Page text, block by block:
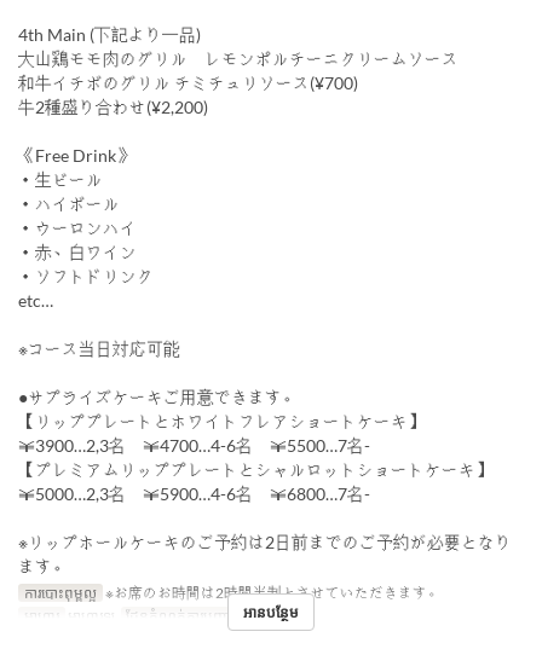
4th Main (下記より一品)
大山鶏モモ肉のグリル レモンポルチーニクリームソース
和牛イチボのグリル チミチュリソース(¥700)
牛2種盛り合わせ(¥2,200)
《Free Drink》
・生ビール
・ハイボール
・ウーロンハイ
・赤、白ワイン
・ソフトドリンク
etc…
※コース当日対応可能
●サプライズケーキご用意できます。
【リッププレートとホワイトフレアショートケーキ】
￥3900…2,3名 ￥4700…4-6名 ￥5500…7名-
【プレミアムリッププレートとシャルロットショートケーキ】
￥5000…2,3名 ￥5900…4-6名 ￥6800…7名-
※リップホールケーキのご予約は2日前までのご予約が必要となり
ます。
ការបោះពុម្ពល្អ ※お席のお時間は2時間半制とさせていただきます。
អាហារ
អាហារឡ ដែនកំណត់ការបញ្ជាទិញ 4 ~ 10
អានបន្ថែម